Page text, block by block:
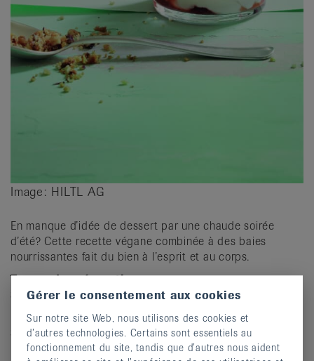
Image: HILTL AG
En manque d’idée de dessert par une chaude soirée
d’été? Cette recette végane combinée à des baies
nourrissantes fait du bien à l’esprit et au corps.
Temps de préparation
30 minutes
Pour 4 portions
300 g de fraises
1 cs de sucre de canne
Gérer le consentement aux cookies
Sur notre site Web, nous utilisons des cookies et
d’autres technologies. Certains sont essentiels au
fonctionnement du site, tandis que d’autres nous aident